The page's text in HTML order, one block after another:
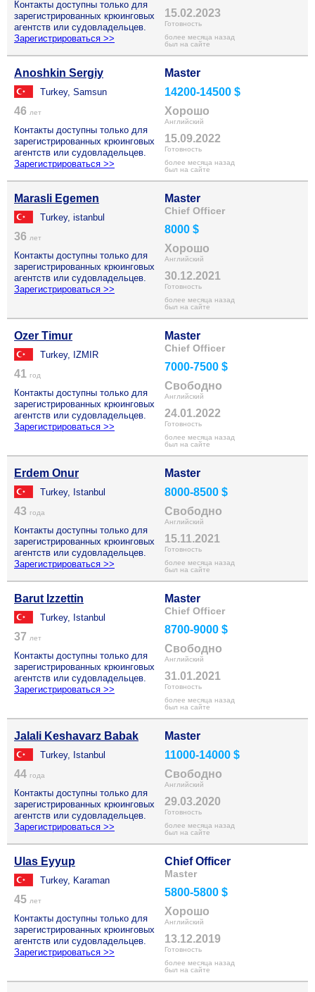
Контакты доступны только для
зарегистрированных крюинговых
агентств или судовладельцев.
Зарегистрироваться >>
15.02.2023
Готовность
более месяца назад
был на сайте
Anoshkin Sergiy
Turkey, Samsun
46 лет
Контакты доступны только для
зарегистрированных крюинговых
агентств или судовладельцев.
Зарегистрироваться >>
Master
14200-14500 $
Хорошо
Английский
15.09.2022
Готовность
более месяца назад
был на сайте
Marasli Egemen
Turkey, istanbul
36 лет
Контакты доступны только для
зарегистрированных крюинговых
агентств или судовладельцев.
Зарегистрироваться >>
Master
Chief Officer
8000 $
Хорошо
Английский
30.12.2021
Готовность
более месяца назад
был на сайте
Ozer Timur
Turkey, IZMIR
41 год
Контакты доступны только для
зарегистрированных крюинговых
агентств или судовладельцев.
Зарегистрироваться >>
Master
Chief Officer
7000-7500 $
Свободно
Английский
24.01.2022
Готовность
более месяца назад
был на сайте
Erdem Onur
Turkey, Istanbul
43 года
Контакты доступны только для
зарегистрированных крюинговых
агентств или судовладельцев.
Зарегистрироваться >>
Master
8000-8500 $
Свободно
Английский
15.11.2021
Готовность
более месяца назад
был на сайте
Barut Izzettin
Turkey, Istanbul
37 лет
Контакты доступны только для
зарегистрированных крюинговых
агентств или судовладельцев.
Зарегистрироваться >>
Master
Chief Officer
8700-9000 $
Свободно
Английский
31.01.2021
Готовность
более месяца назад
был на сайте
Jalali Keshavarz Babak
Turkey, Istanbul
44 года
Контакты доступны только для
зарегистрированных крюинговых
агентств или судовладельцев.
Зарегистрироваться >>
Master
11000-14000 $
Свободно
Английский
29.03.2020
Готовность
более месяца назад
был на сайте
Ulas Eyyup
Turkey, Karaman
45 лет
Контакты доступны только для
зарегистрированных крюинговых
агентств или судовладельцев.
Зарегистрироваться >>
Chief Officer
Master
5800-5800 $
Хорошо
Английский
13.12.2019
Готовность
более месяца назад
был на сайте